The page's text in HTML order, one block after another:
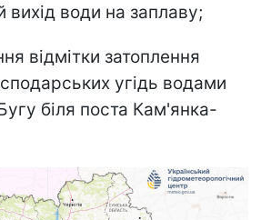
вихід води на заплаву;
відмітки затоплення
угідь водами
біля поста Кам'янка-